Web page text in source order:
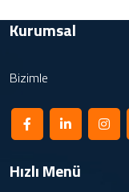
Kurumsal
Bizimle
Hızlı Menü